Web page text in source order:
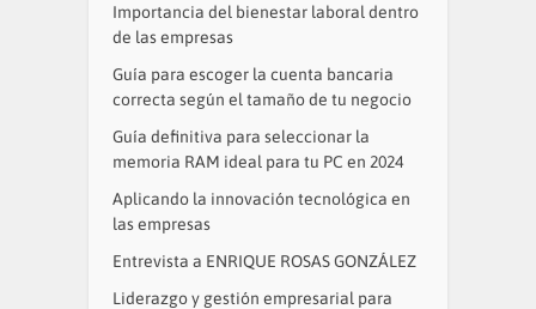
Importancia del bienestar laboral dentro
de las empresas
Guía para escoger la cuenta bancaria
correcta según el tamaño de tu negocio
Guía definitiva para seleccionar la
memoria RAM ideal para tu PC en 2024
Aplicando la innovación tecnológica en
las empresas
Entrevista a ENRIQUE ROSAS GONZÁLEZ
Liderazgo y gestión empresarial para